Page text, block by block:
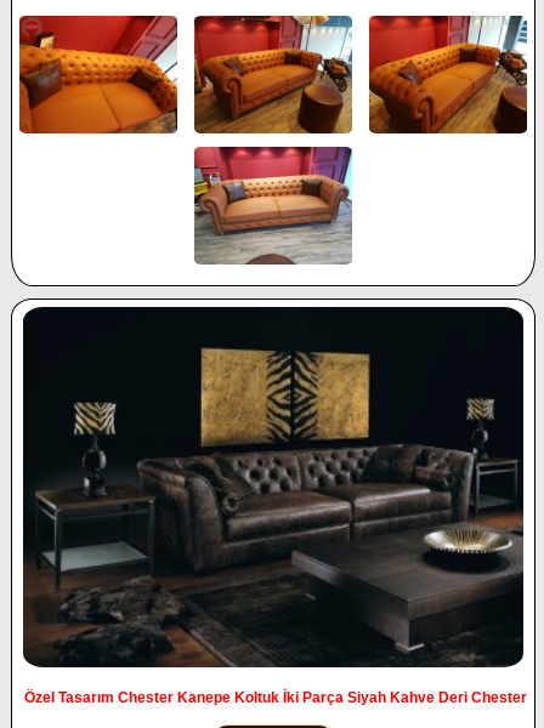
Özel Tasarım Chester Kanepe Koltuk İki Parça Siyah Kahve Deri Chester